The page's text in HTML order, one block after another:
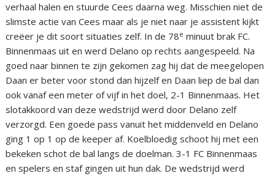
verhaal halen en stuurde Cees daarna weg. Misschien niet de
slimste actie van Cees maar als je niet naar je assistent kijkt
creëer je dit soort situaties zelf. In de 78e minuut brak FC.
Binnenmaas uit en werd Delano op rechts aangespeeld. Na
goed naar binnen te zijn gekomen zag hij dat de meegelopen
Daan er beter voor stond dan hijzelf en Daan liep de bal dan
ook vanaf een meter of vijf in het doel, 2-1 Binnenmaas. Het
slotakkoord van deze wedstrijd werd door Delano zelf
verzorgd. Een goede pass vanuit het middenveld en Delano
ging 1 op 1 op de keeper af. Koelbloedig schoot hij met een
bekeken schot de bal langs de doelman. 3-1 FC Binnenmaas
en spelers en staf gingen uit hun dak. De wedstrijd werd